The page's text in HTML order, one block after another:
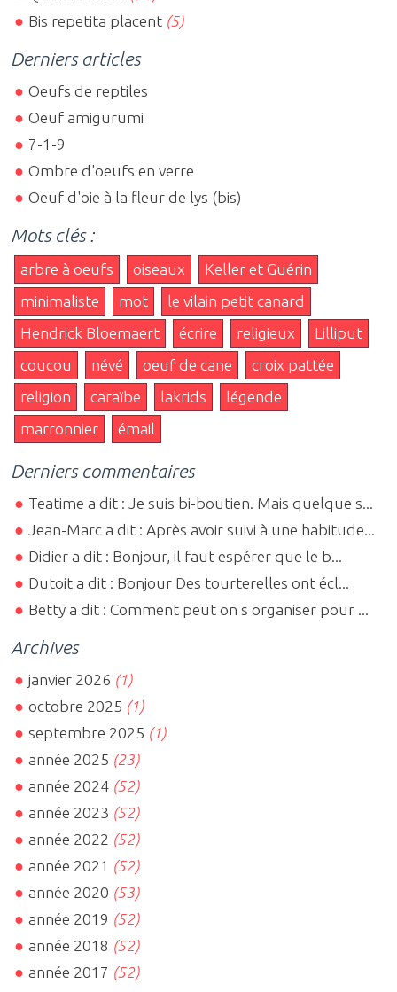
Bis repetita placent (5)
Derniers articles
Oeufs de reptiles
Oeuf amigurumi
7-1-9
Ombre d'oeufs en verre
Oeuf d'oie à la fleur de lys (bis)
Mots clés :
arbre à oeufs oiseaux
Keller et Guérin
minimaliste
mot
le vilain petit canard
Hendrick Bloemaert
écrire religieux
Lilliput
coucou
névé oeuf de cane
croix pattée
religion
caraïbe lakrids
légende
marronnier
émail
Derniers commentaires
Teatime a dit : Je suis bi-boutien. Mais quelque s...
Jean-Marc a dit : Après avoir suivi à une habitude...
Didier a dit : Bonjour, il faut espérer que le b...
Dutoit a dit : Bonjour Des tourterelles ont écl...
Betty a dit : Comment peut on s organiser pour ...
Archives
janvier 2026 (1)
octobre 2025 (1)
septembre 2025 (1)
année 2025 (23)
année 2024 (52)
année 2023 (52)
année 2022 (52)
année 2021 (52)
année 2020 (53)
année 2019 (52)
année 2018 (52)
année 2017 (52)